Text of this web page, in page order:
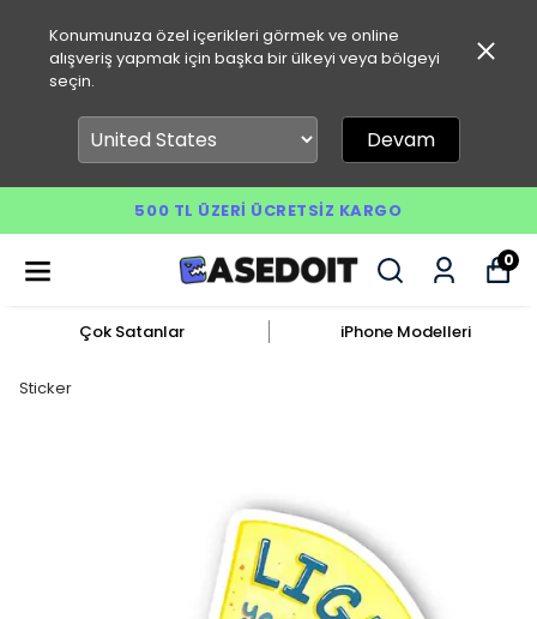
Konumunuza özel içerikleri görmek ve online
alışveriş yapmak için başka bir ülkeyi veya bölgeyi
seçin.
Devam
500 TL ÜZERI ÜCRETSIZ KARGO
0
Çok Satanlar iPhone Modelleri
Sticker